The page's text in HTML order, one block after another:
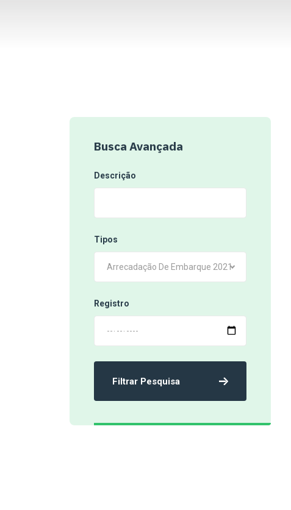
Busca Avançada
Descrição
Tipos
Arrecadação De Embarque 2021
Registro
Filtrar Pesquisa